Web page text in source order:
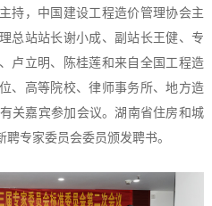
持，中国建设工程造价管理协会主
总站站长谢小成、副站长王健、专
卢立明、陈桂莲和来自全国工程造
、高等院校、律师事务所、地方造
关嘉宾参加会议。湖南省住房和城
专家委员会委员颁发聘书。